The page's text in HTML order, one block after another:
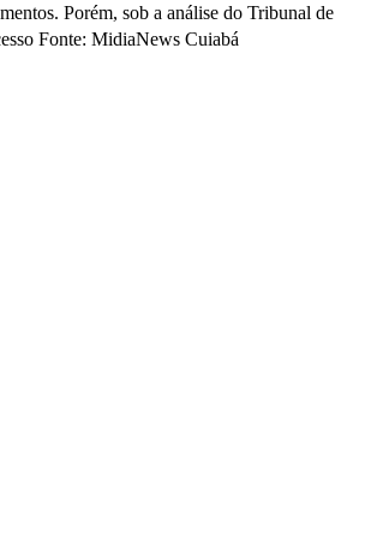
Porém, sob a análise do Tribunal de
Fonte: MidiaNews Cuiabá